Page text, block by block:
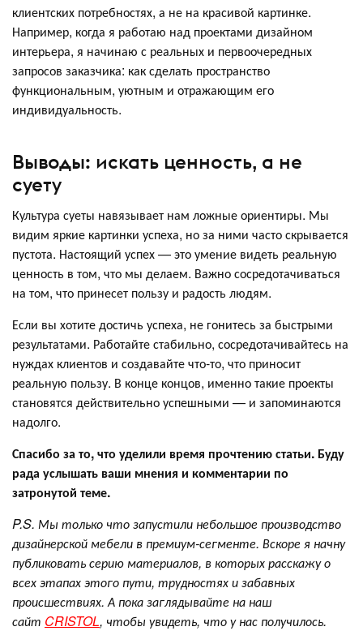
клиентских потребностях, а не на красивой картинке.
Например, когда я работаю над проектами дизайном
интерьера, я начинаю с реальных и первоочередных
запросов заказчика: как сделать пространство
функциональным, уютным и отражающим его
индивидуальность.
Выводы: искать ценность, а не
суету
Культура суеты навязывает нам ложные ориентиры. Мы
видим яркие картинки успеха, но за ними часто скрывается
пустота. Настоящий успех — это умение видеть реальную
ценность в том, что мы делаем. Важно сосредотачиваться
на том, что принесет пользу и радость людям.
Если вы хотите достичь успеха, не гонитесь за быстрыми
результатами. Работайте стабильно, сосредотачивайтесь на
нуждах клиентов и создавайте что-то, что приносит
реальную пользу. В конце концов, именно такие проекты
становятся действительно успешными — и запоминаются
надолго.
Спасибо за то, что уделили время прочтению статьи. Буду
рада услышать ваши мнения и комментарии по
затронутой теме.
P.S. Мы только что запустили небольшое производство
дизайнерской мебели в премиум-сегменте. Вскоре я начну
публиковать серию материалов, в которых расскажу о
всех этапах этого пути, трудностях и забавных
происшествиях. А пока заглядывайте на наш
сайт CRISTOL, чтобы увидеть, что у нас получилось.